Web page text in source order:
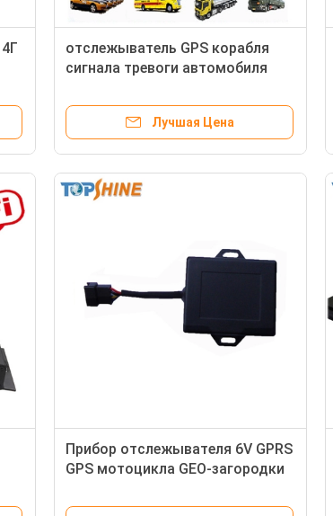
отслежыватель GPS корабля
сигнала тревоги автомобиля
отсутствие ежемесячной платы
Лучшая Цена
Прибор отслежывателя 6V GPRS
GPS мотоцикла GEO-загородки